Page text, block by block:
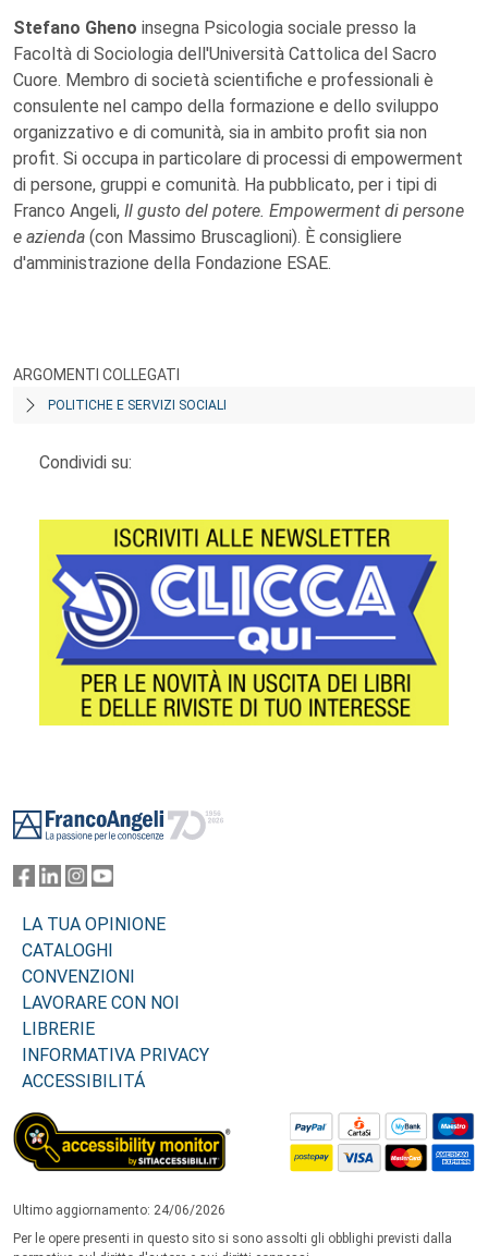
Stefano Gheno insegna Psicologia sociale presso la
Facoltà di Sociologia dell'Università Cattolica del Sacro
Cuore. Membro di società scientifiche e professionali è
consulente nel campo della formazione e dello sviluppo
organizzativo e di comunità, sia in ambito profit sia non
profit. Si occupa in particolare di processi di empowerment
di persone, gruppi e comunità. Ha pubblicato, per i tipi di
Franco Angeli, Il gusto del potere. Empowerment di persone
e azienda (con Massimo Bruscaglioni). È consigliere
d'amministrazione della Fondazione ESAE.
ARGOMENTI COLLEGATI
POLITICHE E SERVIZI SOCIALI
Condividi su:
LA TUA OPINIONE
CATALOGHI
CONVENZIONI
LAVORARE CON NOI
LIBRERIE
INFORMATIVA PRIVACY
ACCESSIBILITÁ
Ultimo aggiornamento: 24/06/2026
Per le opere presenti in questo sito si sono assolti gli obblighi previsti dalla